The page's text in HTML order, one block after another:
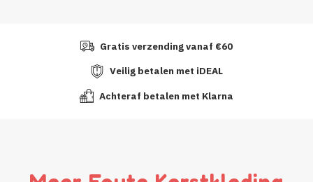
Gratis verzending vanaf €60
Veilig betalen met iDEAL
Achteraf betalen met Klarna